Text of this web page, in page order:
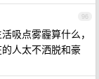
96
吸点雾霾算什么，
人太不洒脱和豪